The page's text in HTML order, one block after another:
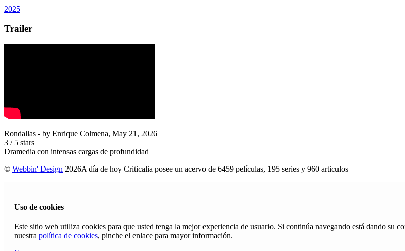
2025
Trailer
Rondallas - by Enrique Colmena, May 21, 2026
3 / 5 stars
Dramedia con intensas cargas de profundidad
© Webbin' Design 2026A día de hoy Criticalia posee un acervo de 6459 películas, 195 series y 960 articulos
Uso de cookies
Este sitio web utiliza cookies para que usted tenga la mejor experiencia de usuario. Si continúa navegando está dando su
nuestra política de cookies, pinche el enlace para mayor información.